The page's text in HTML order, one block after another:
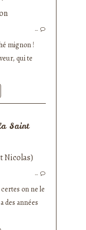
…
mignon !
qui te
Saint
…
on ne le
des années